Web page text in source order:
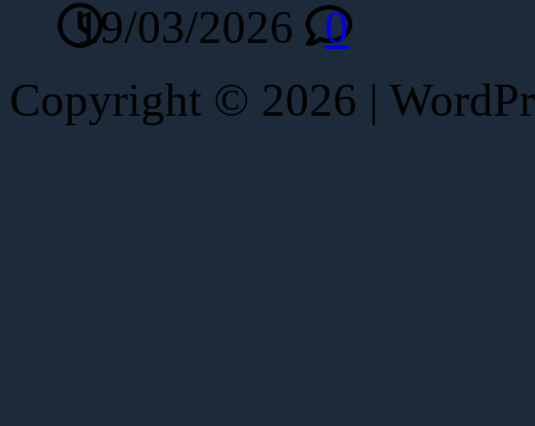
19/03/2026
0
Copyright © 2026 |